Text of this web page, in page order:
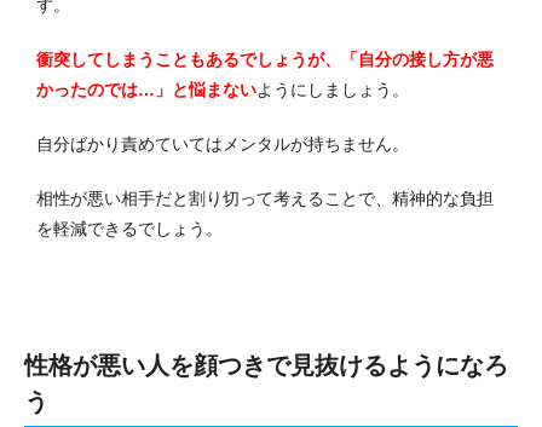
す。
衝突してしまうこともあるでしょうが、「自分の接し方が悪
かったのでは…」と悩まないようにしましょう。
自分ばかり責めていてはメンタルが持ちません。
相性が悪い相手だと割り切って考えることで、精神的な負担
を軽減できるでしょう。
性格が悪い人を顔つきで見抜けるようになろ
う